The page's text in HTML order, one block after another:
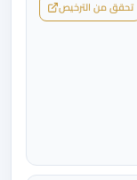
تحقق من الترخيص